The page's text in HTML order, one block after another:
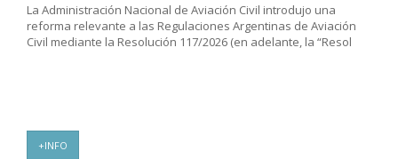
La Administración Nacional de Aviación Civil introdujo una
reforma relevante a las Regulaciones Argentinas de Aviación
Civil mediante la Resolución 117/2026 (en adelante, la “Resol
+INFO